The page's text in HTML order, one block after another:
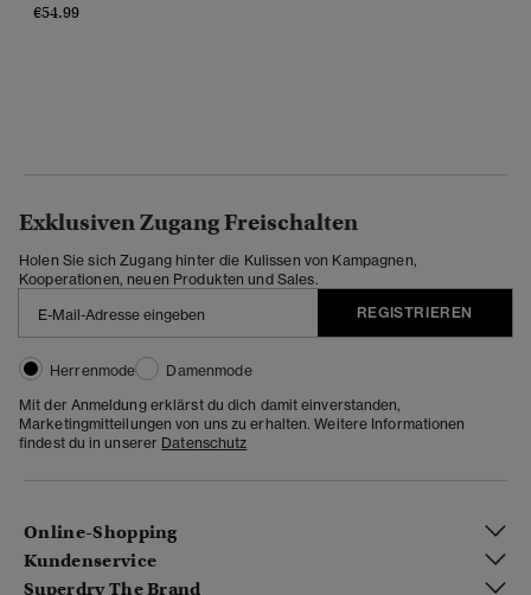
€54.99
Exklusiven Zugang Freischalten
Holen Sie sich Zugang hinter die Kulissen von Kampagnen,
Kooperationen, neuen Produkten und Sales.
REGISTRIEREN
Herrenmode
Damenmode
Mit der Anmeldung erklärst du dich damit einverstanden,
Marketingmitteilungen von uns zu erhalten. Weitere Informationen
findest du in unserer Datenschutz
Online-Shopping
Kundenservice
Superdry The Brand